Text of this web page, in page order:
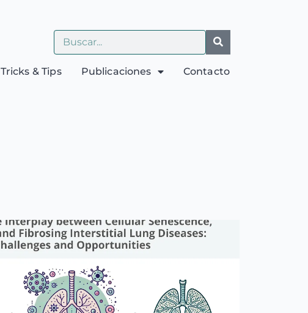
Tricks & Tips Publicaciones Contacto